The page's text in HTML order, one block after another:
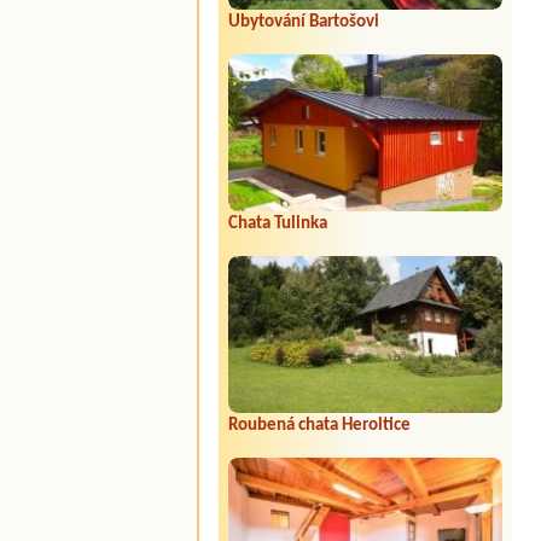
Ubytování Bartošovi
Chata Tulinka
Roubená chata Heroltice